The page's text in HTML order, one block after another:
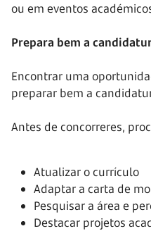
ou em eventos
Prepara bem a
Encontrar uma
preparar bem a
Antes de concorreres,
Atualizar o currículo
Adaptar a carta de
Pesquisar a área e
Destacar projetos